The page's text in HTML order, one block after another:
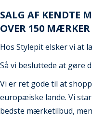
SALG AF KENDTE
OVER 150 MÆRKER
Hos Stylepit elsker vi at
Så vi besluttede at gøre
Vi er ret gode til at
europæiske lande. Vi
bedste mærketilbud,